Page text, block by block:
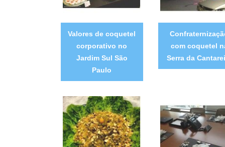
Valores de coquetel
corporativo no
Jardim Sul São
Paulo
com coquetel
Serra da